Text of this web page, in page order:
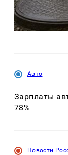
Авто
Зарплаты
78%
Новости